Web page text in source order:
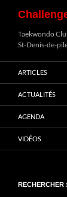
Aller
contenu
Taekwondo
St-Denis-de-
ARTICLES
ACTUALITÉS
AGENDA
VIDÉOS
RECHERCHER :